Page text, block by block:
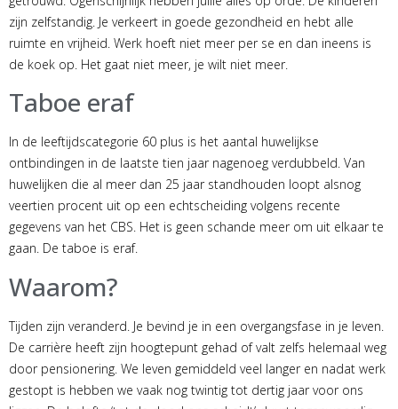
zijn zelfstandig. Je verkeert in goede gezondheid en hebt alle
ruimte en vrijheid. Werk hoeft niet meer per se en dan ineens is
de koek op. Het gaat niet meer, je wilt niet meer.
Taboe eraf
In de leeftijdscategorie 60 plus is het aantal huwelijkse
ontbindingen in de laatste tien jaar nagenoeg verdubbeld. Van
huwelijken die al meer dan 25 jaar standhouden loopt alsnog
veertien procent uit op een echtscheiding volgens recente
gegevens van het CBS. Het is geen schande meer om uit elkaar te
gaan. De taboe is eraf.
Waarom?
Tijden zijn veranderd. Je bevind je in een overgangsfase in je leven.
De carrière heeft zijn hoogtepunt gehad of valt zelfs helemaal weg
door pensionering. We leven gemiddeld veel langer en nadat werk
gestopt is hebben we vaak nog twintig tot dertig jaar voor ons